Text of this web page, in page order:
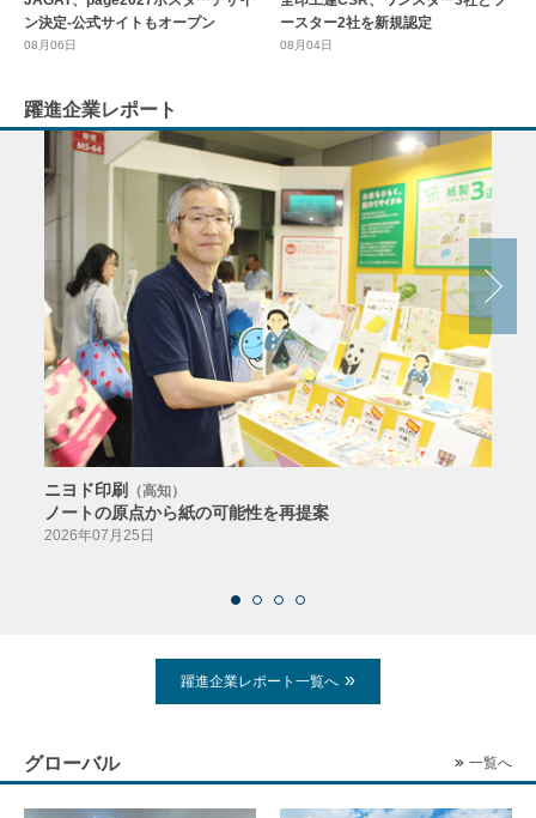
ン決定-公式サイトもオープン
08月06日
ースター2社を新規認定
08月04日
躍進企業レポート
ニヨド印刷 （高知）
ノートの原点から紙の可能性を再提案
2026年07月25日
躍進企業レポート一覧へ
グローバル 一覧へ